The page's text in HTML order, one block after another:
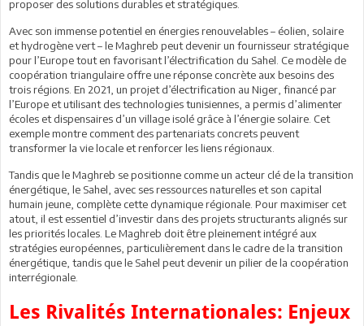
proposer des solutions durables et stratégiques.
Avec son immense potentiel en énergies renouvelables – éolien, solaire
et hydrogène vert – le Maghreb peut devenir un fournisseur stratégique
pour l’Europe tout en favorisant l’électrification du Sahel. Ce modèle de
coopération triangulaire offre une réponse concrète aux besoins des
trois régions. En 2021, un projet d’électrification au Niger, financé par
l’Europe et utilisant des technologies tunisiennes, a permis d’alimenter
écoles et dispensaires d’un village isolé grâce à l’énergie solaire. Cet
exemple montre comment des partenariats concrets peuvent
transformer la vie locale et renforcer les liens régionaux.
Tandis que le Maghreb se positionne comme un acteur clé de la transition
énergétique, le Sahel, avec ses ressources naturelles et son capital
humain jeune, complète cette dynamique régionale. Pour maximiser cet
atout, il est essentiel d’investir dans des projets structurants alignés sur
les priorités locales. Le Maghreb doit être pleinement intégré aux
stratégies européennes, particulièrement dans le cadre de la transition
énergétique, tandis que le Sahel peut devenir un pilier de la coopération
interrégionale.
Les Rivalités Internationales: Enjeux